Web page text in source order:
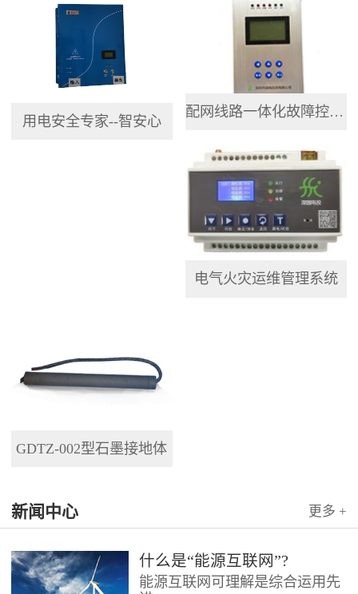
用电安全专家--智安心
配网线路一体化故障控制终端
电气火灾运维管理系统
GDTZ-002型石墨接地体
新闻中心 更多 +
什么是“能源互联网”?
能源互联网可理解是综合运用先